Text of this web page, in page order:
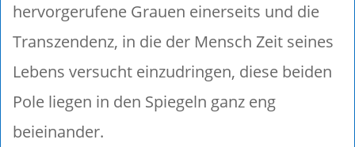
hervorgerufene Grauen einerseits und die
Transzendenz, in die der Mensch Zeit seines
Lebens versucht einzudringen, diese beiden
Pole liegen in den Spiegeln ganz eng
beieinander.